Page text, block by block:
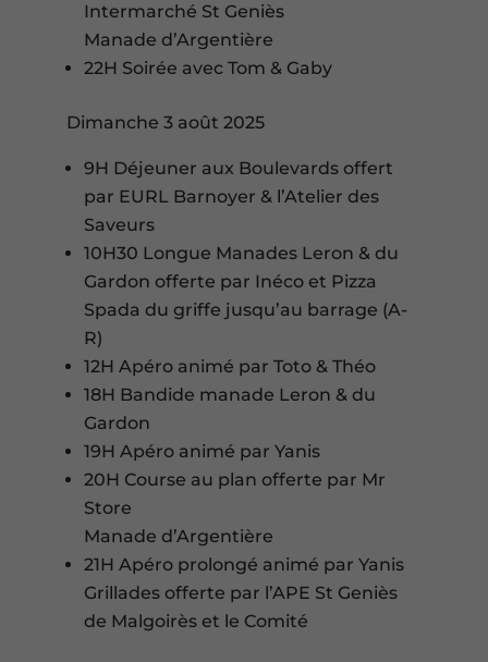
Intermarché St Geniès
Manade d’Argentière
22H Soirée avec Tom & Gaby
Dimanche 3 août 2025
9H Déjeuner aux Boulevards offert
par EURL Barnoyer & l’Atelier des
Saveurs
10H30 Longue Manades Leron & du
Gardon offerte par Inéco et Pizza
Spada du griffe jusqu’au barrage (A-
R)
12H Apéro animé par Toto & Théo
18H Bandide manade Leron & du
Gardon
19H Apéro animé par Yanis
20H Course au plan offerte par Mr
Store
Manade d’Argentière
21H Apéro prolongé animé par Yanis
Grillades offerte par l’APE St Geniès
de Malgoirès et le Comité